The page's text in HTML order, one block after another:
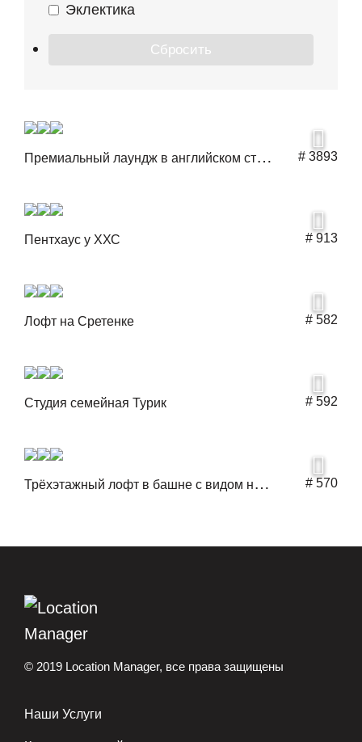
Эклектика
П
ремиальный лаундж в английском стиле # 3893
Пентхаус у ХХС # 913
Лофт на Сретенке # 582
Студия семейная Турик # 592
Т
рёхэтажный лофт в башне с видом на Сити # 570
© 2019 Location Manager, все права защищены
Наши Услуги